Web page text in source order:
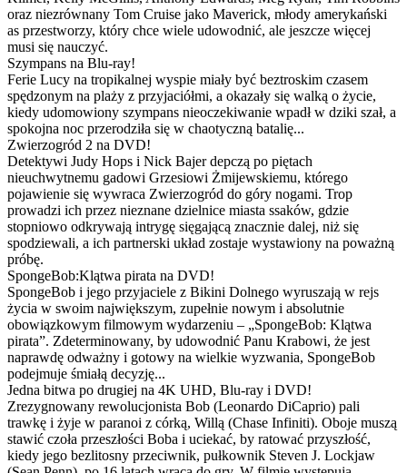
oraz niezrównany Tom Cruise jako Maverick, młody amerykański
as przestworzy, który chce wiele udowodnić, ale jeszcze więcej
musi się nauczyć.
Szympans na Blu-ray!
Ferie Lucy na tropikalnej wyspie miały być beztroskim czasem
spędzonym na plaży z przyjaciółmi, a okazały się walką o życie,
kiedy udomowiony szympans nieoczekiwanie wpadł w dziki szał, a
spokojna noc przerodziła się w chaotyczną batalię...
Zwierzogród 2 na DVD!
Detektywi Judy Hops i Nick Bajer depczą po piętach
nieuchwytnemu gadowi Grzesiowi Żmijewskiemu, którego
pojawienie się wywraca Zwierzogród do góry nogami. Trop
prowadzi ich przez nieznane dzielnice miasta ssaków, gdzie
stopniowo odkrywają intrygę sięgającą znacznie dalej, niż się
spodziewali, a ich partnerski układ zostaje wystawiony na poważną
próbę.
SpongeBob:Klątwa pirata na DVD!
SpongeBob i jego przyjaciele z Bikini Dolnego wyruszają w rejs
życia w swoim największym, zupełnie nowym i absolutnie
obowiązkowym filmowym wydarzeniu – „SpongeBob: Klątwa
pirata”. Zdeterminowany, by udowodnić Panu Krabowi, że jest
naprawdę odważny i gotowy na wielkie wyzwania, SpongeBob
podejmuje śmiałą decyzję...
Jedna bitwa po drugiej na 4K UHD, Blu-ray i DVD!
Zrezygnowany rewolucjonista Bob (Leonardo DiCaprio) pali
trawkę i żyje w paranoi z córką, Willą (Chase Infiniti). Oboje muszą
stawić czoła przeszłości Boba i uciekać, by ratować przyszłość,
kiedy jego bezlitosny przeciwnik, pułkownik Steven J. Lockjaw